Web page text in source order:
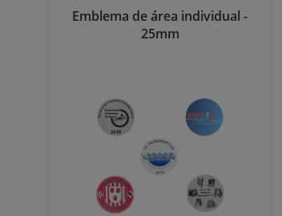
Emblema de área individual -
25mm